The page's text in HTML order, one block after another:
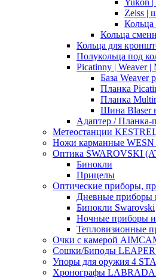
Yukon |
Zeiss |
Кольца
Кольца для
Полукольца под
Picatinny | Weaver |
База Weaver
Планка
Планка
Шина Blaser
Адаптер / Планка-
Метеостанции
Ножи карманные WESN
Оптика SWAROVSKI
Бинокли
Прицелы
Оптические приборы,
Дневные приборы
Бинокли Swarovski
Ночные приборы и
Тепловизионные
Очки с камерой
Сошки/Биподы
Упоры для оружия 4
Хронографы